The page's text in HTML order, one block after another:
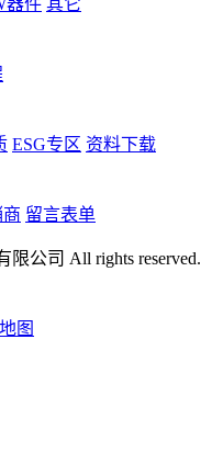
器件 其它
ESG专区 资料下载
留言表单
公司 All rights reserved.
图